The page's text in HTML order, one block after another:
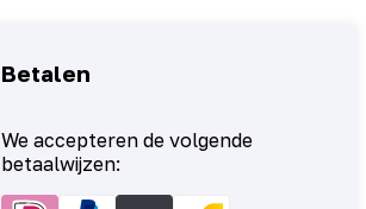
Betalen
We accepteren de volgende
betaalwijzen: